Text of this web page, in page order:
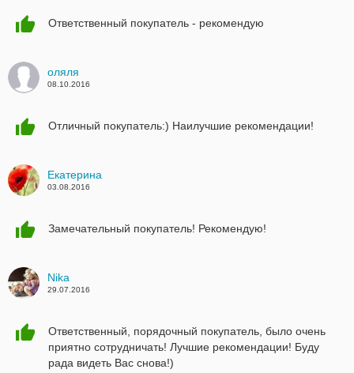
Ответственный покупатель - рекомендую
оляля
08.10.2016
Отличный покупатель:) Наилучшие рекомендации!
Екатерина
03.08.2016
Замечательный покупатель! Рекомендую!
Nika
29.07.2016
Ответственный, порядочный покупатель, было очень
приятно сотрудничать! Лучшие рекомендации! Буду
рада видеть Вас снова!)